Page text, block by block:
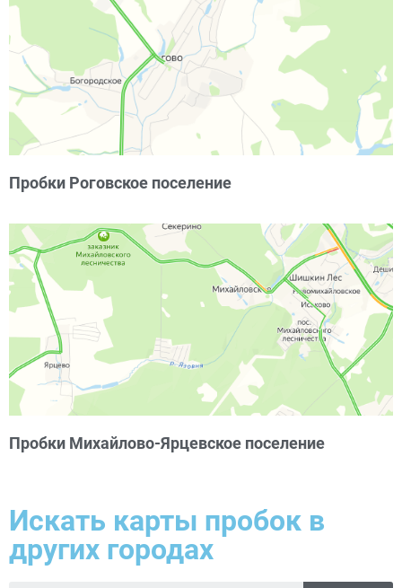
Пробки Роговское поселение
Пробки Михайлово-Ярцевское поселение
Искать карты пробок в
других городах